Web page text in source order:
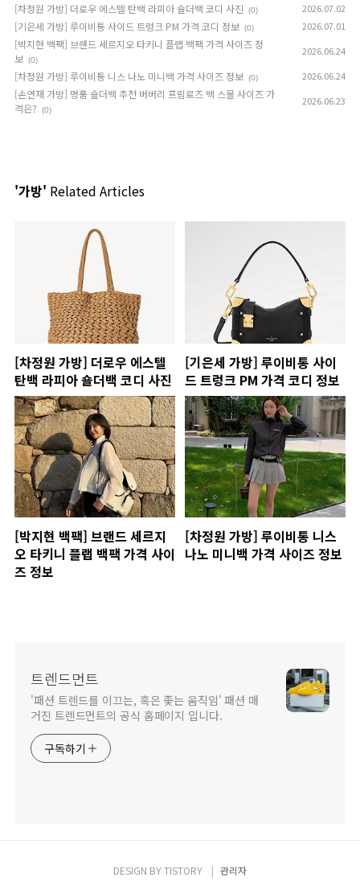
[차정원 가방] 더로우 에스텔 탄백 라피아 숄더백 코디 사진
(0) 2026.07.02
[기은세 가방] 루이비통 사이드 트렁크 PM 가격 코디 정보 (0) 2026.07.01
[박지현 백팩] 브랜드 세르지오 타키니 플랩 백팩 가격 사이즈 정
보 (0)
2026.06.24
[차정원 가방] 루이비통 니스 나노 미니백 가격 사이즈 정보 (0) 2026.06.24
[손연재 가방] 명품 숄더백 추천 버버리 프림로즈 백 스몰 사이즈 가
격은?
(0)
2026.06.23
'가방' Related Articles
[차정원 가방] 더로우 에스텔
탄백 라피아 숄더백 코디 사진
[기은세 가방] 루이비통 사이
드 트렁크 PM 가격 코디 정보
[박지현 백팩] 브랜드 세르지
오 타키니 플랩 백팩 가격 사이
즈 정보
[차정원 가방] 루이비통 니스
나노 미니백 가격 사이즈 정보
트렌드먼트
'패션 트렌드를 이끄는, 혹은 좇는 움직임' 패션 매
거진 트렌드먼트의 공식 홈페이지 입니다.
구독하기
DESIGN BYTISTORY 관리자